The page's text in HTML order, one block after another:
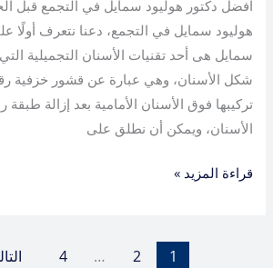
افضل دكتور هوليود سمايل في التجمع قبل
هوليود سمايل في التجمع، دعنا نتعرف أولًا
سمايل هى أحد تقنيات الأسنان التجميلية
شكل الأسنان، وهي عبارة عن قشور خزفية
تركيبها فوق الأسنان الأمامية بعد إزالة طبقة
الأسنان، ويمكن أن نطلق على
قراءة المزيد »
1
2
…
4